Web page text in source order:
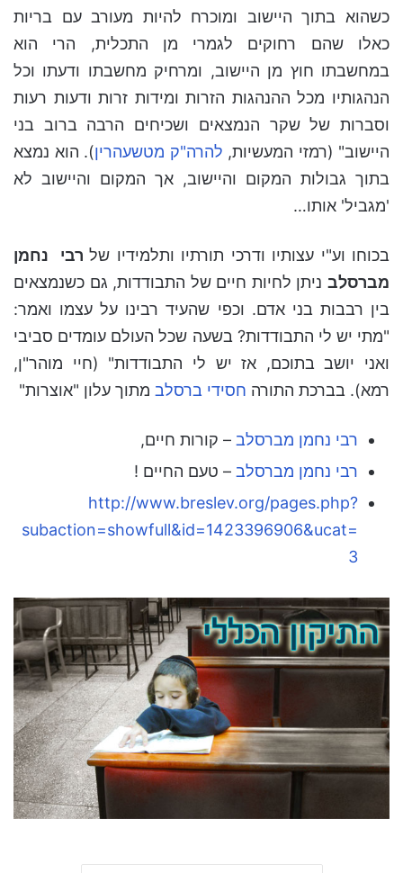
כשהוא בתוך היישוב ומוכרח להיות מעורב עם בריות
כאלו שהם רחוקים לגמרי מן התכלית, הרי הוא
במחשבתו חוץ מן היישוב, ומרחיק מחשבתו ודעתו וכל
הנהגותיו מכל ההנהגות הזרות ומידות זרות ודעות רעות
וסברות של שקר הנמצאים ושכיחים הרבה ברוב בני
היישוב" (רמזי המעשיות, להרה"ק מטשעהרין). הוא נמצא
בתוך גבולות המקום והיישוב, אך המקום והיישוב לא
'מגביל' אותו…
בכוחו וע"י עצותיו ודרכי תורתיו ותלמידיו שלרבי נחמן
מברסלב ניתן לחיות חיים של התבודדות, גם כשנמצאים
בין רבבות בני אדם. וכפי שהעיד רבינו על עצמו ואמר:
"מתי יש לי התבודדות? בשעה שכל העולם עומדים סביבי
ואני יושב בתוכם, אז יש לי התבודדות" (חיי מוהר"ן,
רמא). בברכת התורה חסידי ברסלב מתוך עלון "אוצרות"
רבי נחמן מברסלב – קורות חיים,
רבי נחמן מברסלב – טעם החיים !
http://www.breslev.org/pages.php?
subaction=showfull&id=1423396906&ucat=
3